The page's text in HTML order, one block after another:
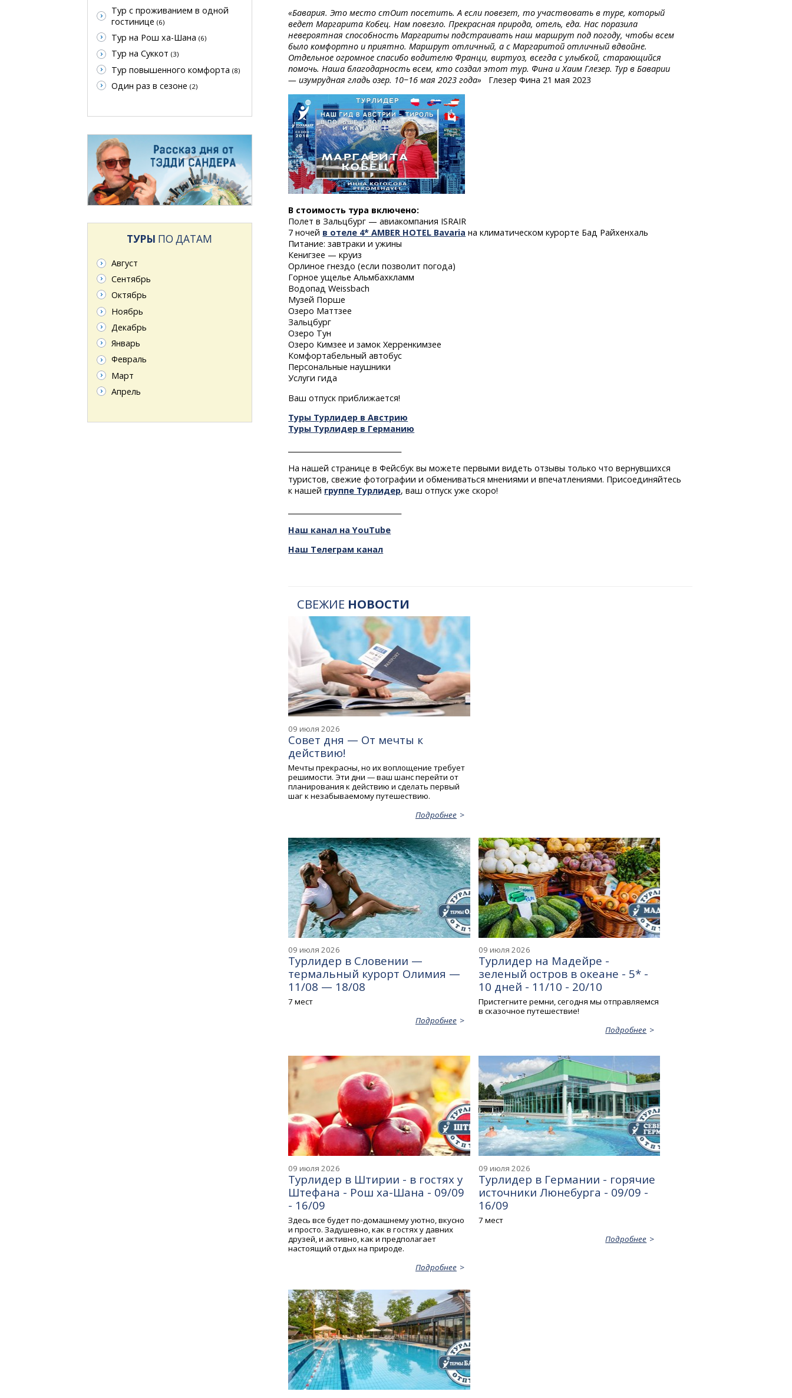
«Бавария. Это место стОит посетить. А если повезет, то участвовать в туре, который
ведет Маргарита Кобец. Нам повезло. Прекрасная природа, отель, еда. Нас поразила
невероятная способность Маргариты подстраивать наш маршрут под погоду, чтобы всем
было комфортно и приятно. Маршрут отличный, а с Маргаритой отличный вдвойне.
Отдельное огромное спасибо водителю Франци, виртуоз, всегда с улыбкой, старающийся
помочь. Наша благодарность всем, кто создал этот тур. Фина и Хаим Глезер. Тур в Баварии
— изумрудная гладь озер. 10−16 мая 2023 года» Глезер Фина 21 мая 2023
В стоимость тура включено:
Полет в Зальцбург — авиакомпания ISRAIR
7 ночей в отеле 4* AMBER HOTEL Bavaria на климатическом курорте Бад Райхенхаль
Питание: завтраки и ужины
Кенигзее — круиз
Орлиное гнездо (если позволит погода)
Горное ущелье Альмбахкламм
Водопад Weissbach
Музей Порше
Озеро Маттзее
Зальцбург
Озеро Тун
Озеро Кимзее и замок Херренкимзее
Комфортабельный автобус
Персональные наушники
Услуги гида
Ваш отпуск приближается!
Туры Турлидер в Австрию
Туры Турлидер в Германию
На нашей странице в Фейсбук вы можете первыми видеть отзывы только что вернувшихся
туристов, свежие фотографии и обмениваться мнениями и впечатлениями. Присоединяйтесь
к нашей группе Турлидер, ваш отпуск уже скоро!
Наш канал на YouTube
Наш Телеграм канал
СВЕЖИЕ НОВОСТИ
09 июля 2026
Совет дня — От мечты к
действию!
Мечты прекрасны, но их воплощение требует
решимости. Эти дни — ваш шанс перейти от
планирования к действию и сделать первый
шаг к незабываемому путешествию.
Подробнее
09 июля 2026
Турлидер в Словении —
термальный курорт Олимия —
11/08 — 18/08
7 мест
Подробнее
09 июля 2026
Турлидер на Мадейре -
зеленый остров в океане - 5* -
10 дней - 11/10 - 20/10
Пристегните ремни, сегодня мы отправляемся
в сказочное путешествие!
Подробнее
09 июля 2026
Турлидер в Штирии - в гостях у
Штефана - Рош ха-Шана - 09/09
- 16/09
Здесь все будет по-домашнему уютно, вкусно
и просто. Задушевно, как в гостях у давних
друзей, и активно, как и предполагает
настоящий отдых на природе.
Подробнее
09 июля 2026
Турлидер в Германии - горячие
источники Люнебурга - 09/09 -
16/09
7 мест
Подробнее
Тур с проживанием в одной
гостинице (6)
Тур на Рош ха-Шана (6)
Тур на Суккот (3)
Тур повышенного комфорта (8)
Один раз в сезоне (2)
ТУРЫ ПО ДАТАМ
Август
Сентябрь
Октябрь
Ноябрь
Декабрь
Январь
Февраль
Март
Апрель